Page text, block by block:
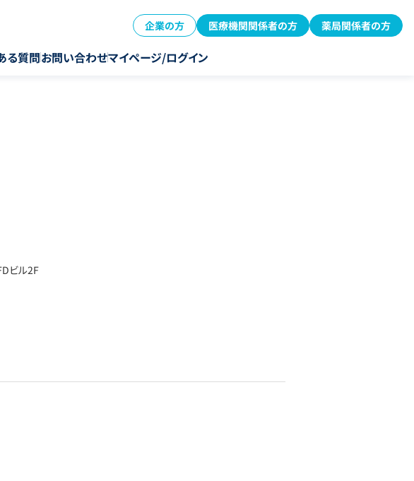
企業の方 医療機関関係者の方 薬局関係者の方
る質問お問い合わせマイページ/ログイン
ビル2F